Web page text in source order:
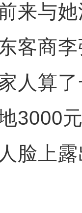
来与
客商
人算
3000
脸上